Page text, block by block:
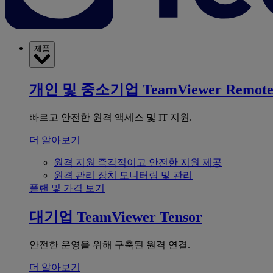
제품
개인 및 중소기업 TeamViewer Remote
빠르고 안전한 원격 액세스 및 IT 지원.
더 알아보기
원격 지원 즉각적이고 안전한 지원 제공
원격 관리 장치 모니터링 및 관리
플랜 및 가격 보기
대기업 TeamViewer Tensor
안전한 운영을 위해 구축된 원격 연결.
더 알아보기